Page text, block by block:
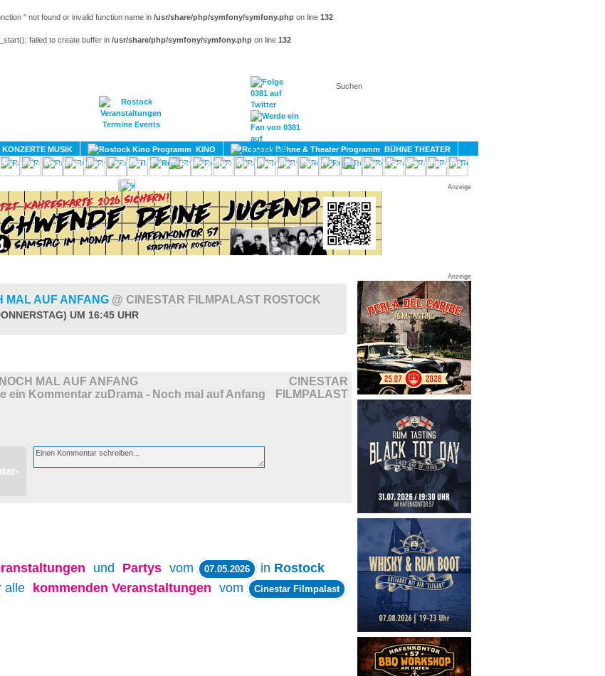
'' not found or invalid function name in /usr/share/php/symfony/symfony.php on line 132
failed to create buffer in /usr/share/php/symfony/symfony.php on line 132
KONTAKT
KONZERTE MUSIK KINO
BÜHNE THEATER
LITERATUR SPORT
GAY
UMLAND
Anzeige
Anzeige
MAL AUF ANFANG @ CINESTAR FILMPALAST ROSTOCK
UM 16:45 UHR
MAL AUF ANFANG
CINESTAR
FILMPALAST
und Partys vom 07.05.2026 in Rostock
alle
kommenden Veranstaltungen vom Cinestar Filmpalast